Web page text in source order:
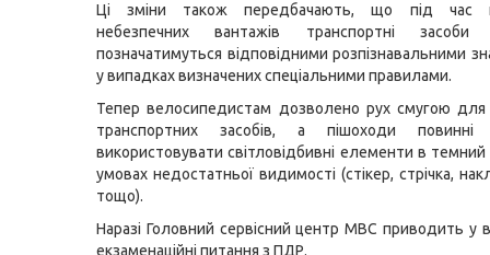
Ці зміни також передбачають, що під час
небезпечних вантажів транспортні засоби
позначатимуться відповідними розпізнавальними
у випадках визначених спеціальними правилами.
Тепер велосипедистам дозволено рух смугою
транспортних засобів, а пішоходи повинні
використовувати світловідбивні елементи в
умовах недостатньої видимості (стікер, стрічка,
тощо).
Наразі Головний сервісний центр МВС приводить у
екзаменаційні питання з ПДР.